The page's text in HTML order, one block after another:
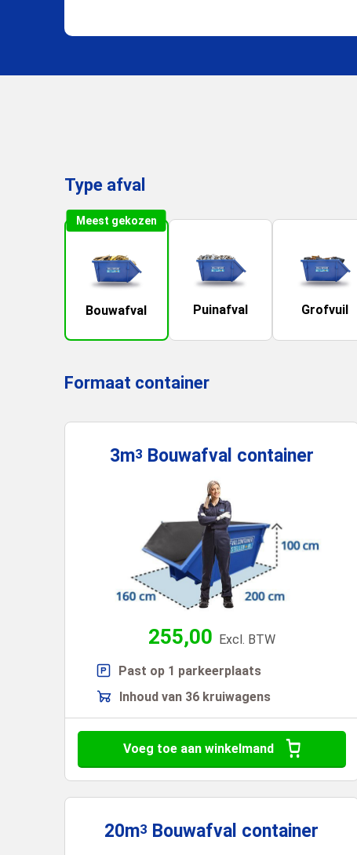
Type afval
Meest gekozen
Bouwafval Puinafval Grofvuil
Formaat container
3m3 Bouwafval container
255,00 Excl. BTW
Past op 1 parkeerplaats
Inhoud van 36 kruiwagens
Voeg toe aan winkelmand
20m3 Bouwafval container